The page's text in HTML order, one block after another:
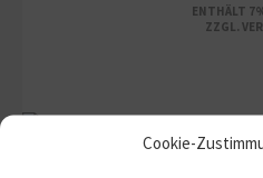
Cookie-
ENTHÄLT
ZZGL.